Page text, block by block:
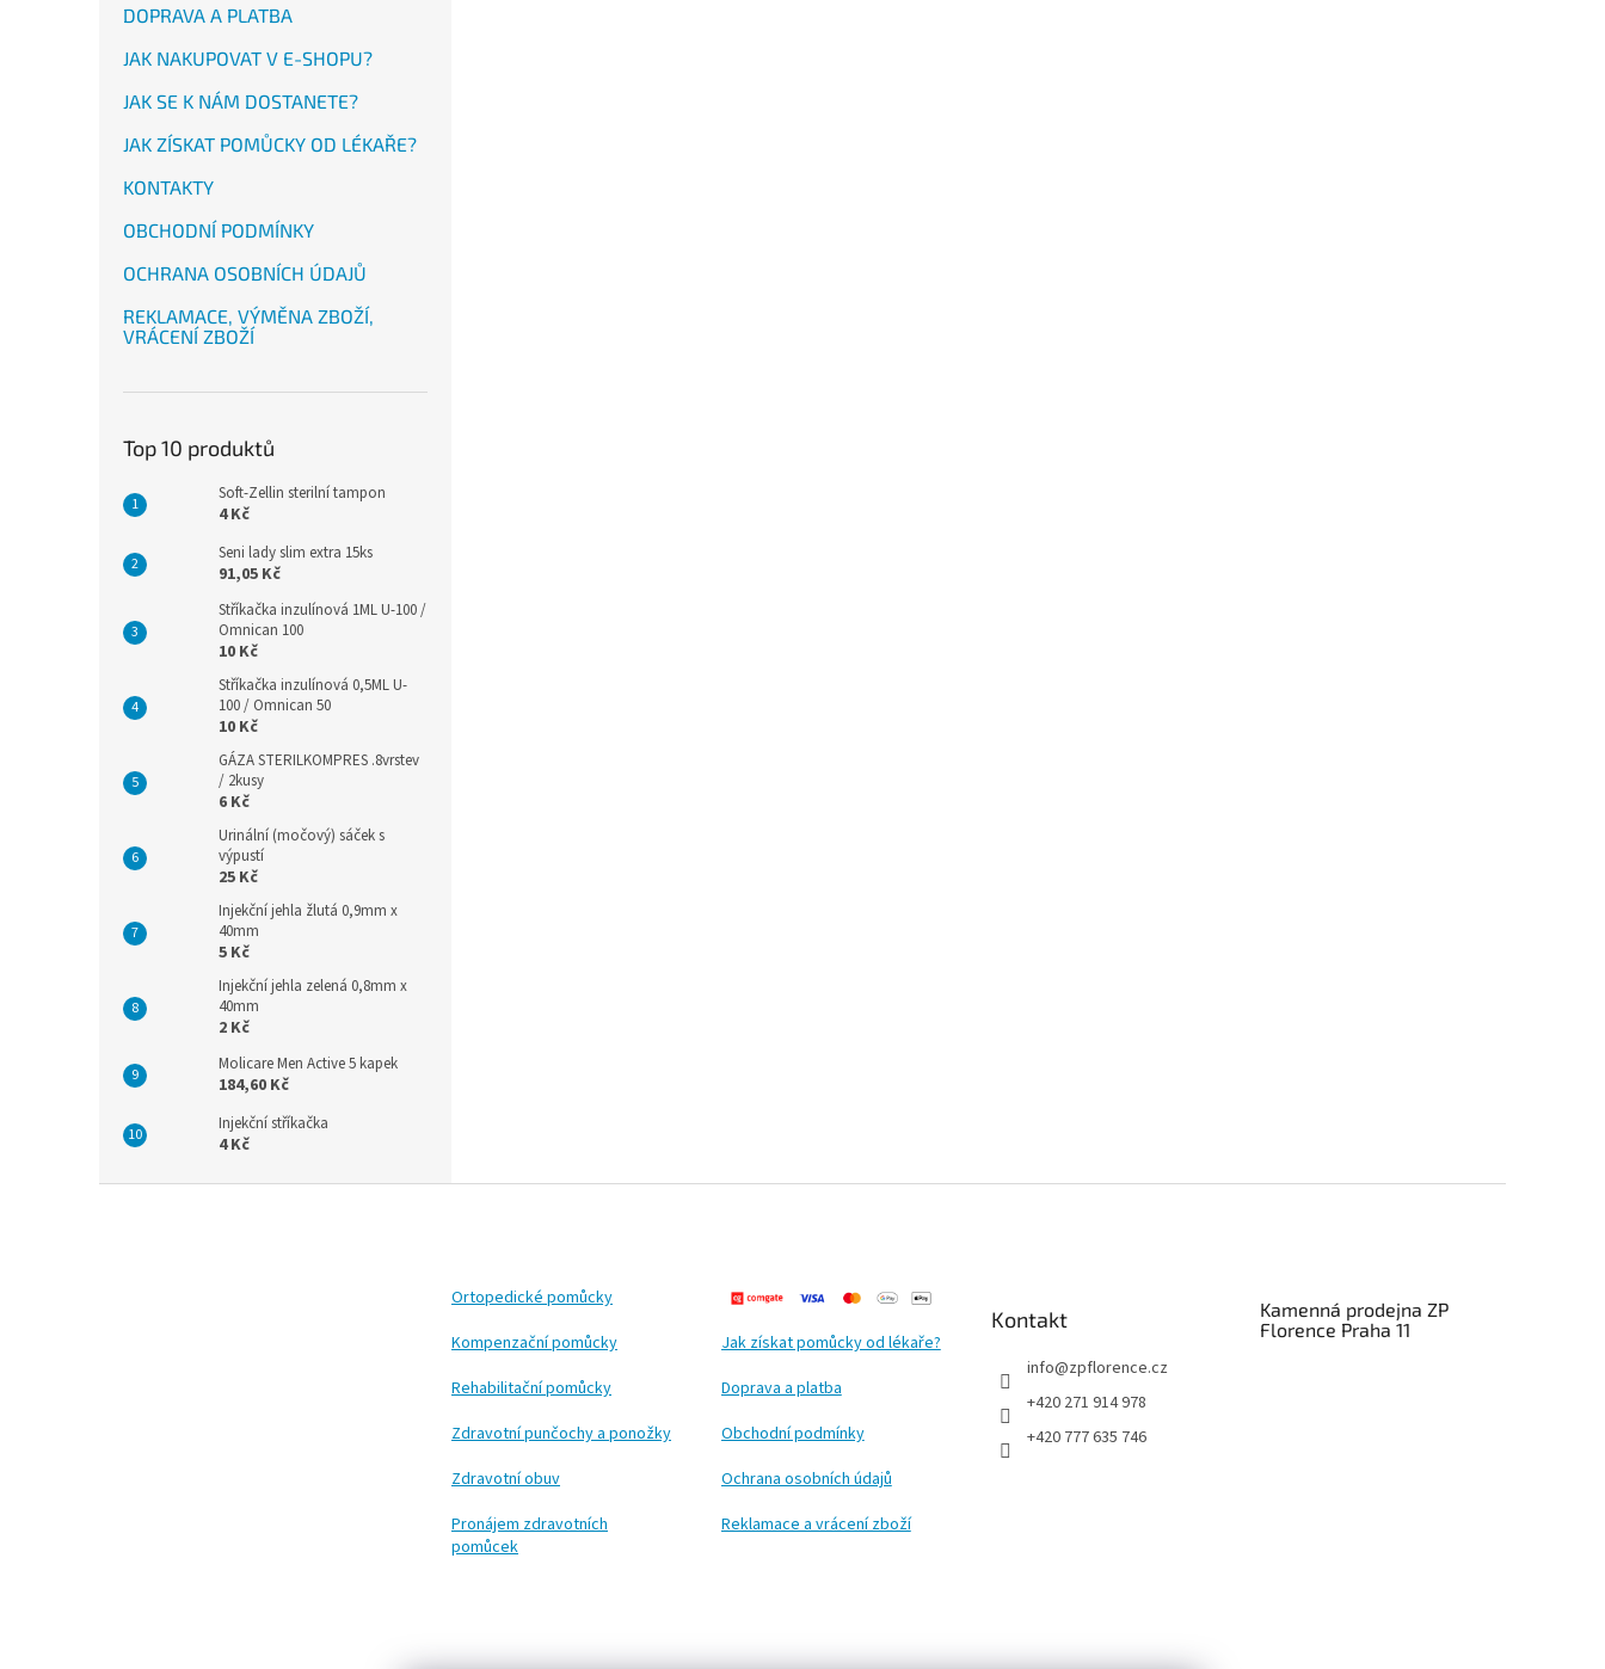
DOPRAVA A PLATBA
JAK NAKUPOVAT V E-SHOPU?
JAK SE K NÁM DOSTANETE?
JAK ZÍSKAT POMŮCKY OD LÉKAŘE?
KONTAKTY
OBCHODNÍ PODMÍNKY
OCHRANA OSOBNÍCH ÚDAJŮ
REKLAMACE, VÝMĚNA ZBOŽÍ,
VRÁCENÍ ZBOŽÍ
Top 10 produktů
Soft-Zellin sterilní tampon
4 Kč
Seni lady slim extra 15ks
91,05 Kč
Stříkačka inzulínová 1ML U-100 /
Omnican 100
10 Kč
Stříkačka inzulínová 0,5ML U-
100 / Omnican 50
10 Kč
GÁZA STERILKOMPRES .8vrstev
/ 2kusy
6 Kč
Urinální (močový) sáček s
výpustí
25 Kč
Injekční jehla žlutá 0,9mm x
40mm
5 Kč
Injekční jehla zelená 0,8mm x
40mm
2 Kč
Molicare Men Active 5 kapek
184,60 Kč
Injekční stříkačka
4 Kč
Ortopedické pomůcky
Kompenzační pomůcky
Rehabilitační pomůcky
Zdravotní punčochy a ponožky
Zdravotní obuv
Pronájem zdravotních
pomůcek
Jak získat pomůcky od lékaře?
Doprava a platba
Obchodní podmínky
Ochrana osobních údajů
Reklamace a vrácení zboží
Kontakt
info@zpflorence.cz
+420 271 914 978
+420 777 635 746
Kamenná prodejna ZP
Florence Praha 11